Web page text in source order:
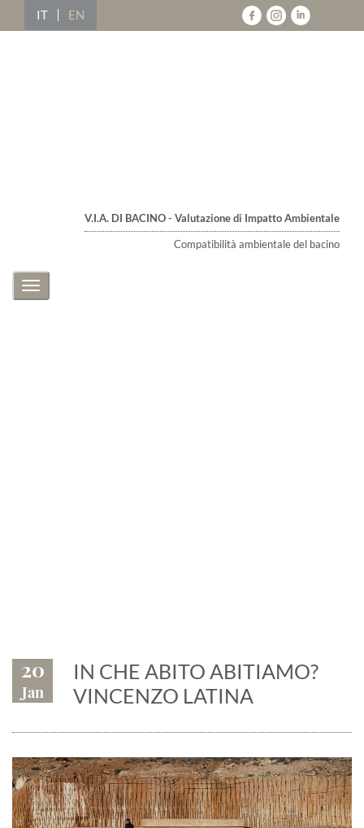
IT EN
V.I.A. DI BACINO - Valutazione di Impatto Ambientale
Compatibilità ambientale del bacino
Toggle
20
Jan
IN CHE ABITO ABITIAMO?
VINCENZO LATINA